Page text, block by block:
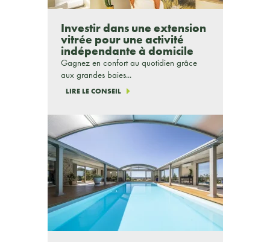
Investir dans une extension
vitrée pour une activité
indépendante à domicile
Gagnez en confort au quotidien grâce
aux grandes baies...
LIRE LE CONSEIL